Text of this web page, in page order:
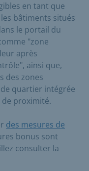
en tant que
bâtiments situés
le portail du
"zone
après
ainsi que,
des zones
quartier intégrée
proximité.
des mesures de
bonus sont
consulter la